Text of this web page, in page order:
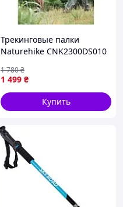
Трекинговые палки
Naturehike CNK2300DS010
1 499 ₴
1 780₴
Купить